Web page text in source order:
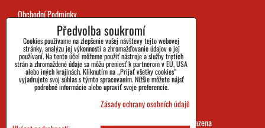
Obchodní Podmínky
Sledování Zásilek
SHOES&BOOTS s.r.o. 2026 všechna práva vyhrazena
Předvolba soukromí
Cookies používame na zlepšenie vašej návštevy tejto webovej
stránky, analýzu jej výkonnosti a zhromažďovanie údajov o jej
používaní. Na tento účel môžeme použiť nástroje a služby tretích
strán a zhromaždené údaje sa môžu preniesť k partnerom v EÚ, USA
alebo iných krajinách. Kliknutím na „Prijať všetky cookies“
vyjadrujete svoj súhlas s týmto spracovaním. Nižšie môžete nájsť
podrobné informácie alebo upraviť svoje preferencie.
Zásady ochrany osobních údajů